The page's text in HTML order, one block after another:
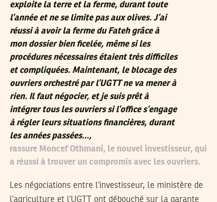
exploite la terre et la ferme, durant toute
l’année et ne se limite pas aux olives. J’ai
réussi à avoir la ferme du Fateh grâce à
mon dossier bien ficelée, même si les
procédures nécessaires étaient très difficiles
et compliquées. Maintenant, le blocage des
ouvriers orchestré par l’UGTT ne va mener à
rien. Il faut négocier, et je suis prêt à
intégrer tous les ouvriers si l’office s’engage
à régler leurs situations financières, durant
les années passées…,
rassure Moncef Othmani, le nouvel investisseur, qui
a réussi à trouver un compromis avec les ouvriers.
Les négociations entre l’investisseur, le ministère de
l’agriculture et l’UGTT ont débouché sur la garante